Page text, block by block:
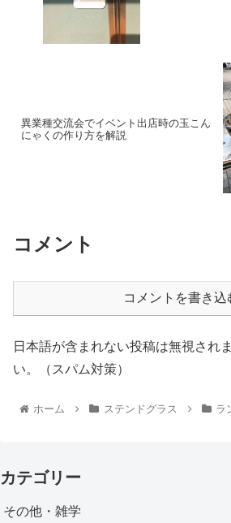
異業種交流会でイベント出店時の玉こん
にゃくの作り方を解説
コメント
コメントを書き込
日本語が含まれない投稿は無視され
い。（スパム対策）
ホーム ステンドグラス ラ
カテゴリー
その他・雑学